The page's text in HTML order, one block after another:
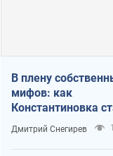
В плену
мифов: как
Константиновка
главной
ловушкой для
оккупантов
Дмитрий Снегирев